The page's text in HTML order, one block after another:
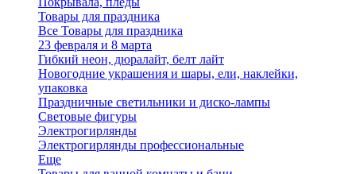
Товары для праздника
Все Товары для праздника
23 февраля и 8 марта
Гибкий неон, дюралайт, белт лайт
Новогодние украшения и шары, ели, наклейки,
упаковка
Праздничные светильники и диско-лампы
Световые фигуры
Электрогирлянды
Электрогирлянды профессиональные
Еще